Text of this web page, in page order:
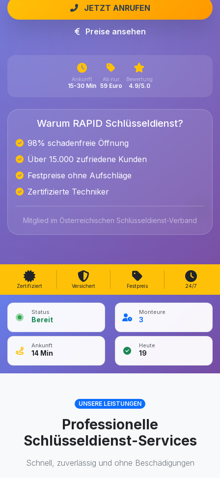
JETZT ANRUFEN
Preise ansehen
Ankunft
15-30 Min
Ab nur
59 Euro
Bewertung
4.9/5.0
Warum RAPID Schlüsseldienst?
98% schadenfreie Öffnung
Über 15.000 zufriedene Kunden
Festpreise ohne Aufschläge
Zertifizierte Techniker
Mitglied im Österreichischen Schlüsseldienst-Verband
Zertifiziert Versichert Festpreis 24/7
Status
Bereit
Monteure
3
Ankunft
14 Min
Heute
19
UNSERE LEISTUNGEN
Professionelle
Schlüsseldienst-Services
Schnell, zuverlässig und ohne Beschädigungen